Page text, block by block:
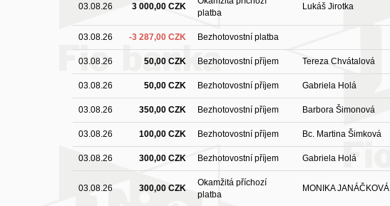
03.08.26 3 000,00 CZK
platba
Lukáš Jirotka
03.08.26 -3 287,00 CZK Bezhotovostní platba
03.08.26 50,00 CZK Bezhotovostní příjem Tereza Chvátalová
03.08.26 50,00 CZK Bezhotovostní příjem Gabriela Holá
03.08.26 350,00 CZK Bezhotovostní příjem Barbora Šimonová
03.08.26 100,00 CZK Bezhotovostní příjem Bc. Martina Šimková
03.08.26 300,00 CZK Bezhotovostní příjem Gabriela Holá
03.08.26 300,00 CZK
Okamžitá příchozí
platba
MONIKA JANÁČKOVÁ